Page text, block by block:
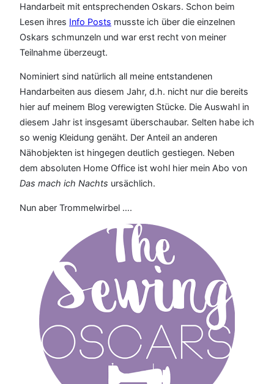
Handarbeit mit entsprechenden Oskars. Schon beim
Lesen ihres Info Posts musste ich über die einzelnen
Oskars schmunzeln und war erst recht von meiner
Teilnahme überzeugt.
Nominiert sind natürlich all meine entstandenen
Handarbeiten aus diesem Jahr, d.h. nicht nur die bereits
hier auf meinem Blog verewigten Stücke. Die Auswahl in
diesem Jahr ist insgesamt überschaubar. Selten habe ich
so wenig Kleidung genäht. Der Anteil an anderen
Nähobjekten ist hingegen deutlich gestiegen. Neben
dem absoluten Home Office ist wohl hier mein Abo von
Das mach ich Nachts ursächlich.
Nun aber Trommelwirbel ….